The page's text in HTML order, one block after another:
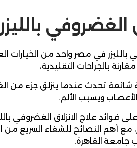
الغضروفي
بالليزر في مصر واحد من الخيارات
بالجراحات التقليدية،
شائعة تحدث عندما ينزلق جزء
ويسبب الألم.
فوائد علاج الانزلاق الغضروفي
مع أهم النصائح للشفاء السريع من
جامعة القاهرة.